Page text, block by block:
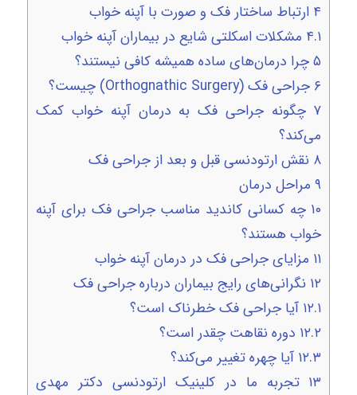
۴ ارتباط ساختار فک و صورت با آپنه خواب
۴.۱ مشکلات اسکلتی شایع در بیماران آپنه خواب
۵چرا درمان‌های ساده همیشه کافی نیستند؟
۶ جراحی فک (Orthognathic Surgery) چیست؟
۷ چگونه جراحی فک به درمان آپنه خواب کمک
می‌کند؟
۸ نقش ارتودنسی قبل و بعد از جراحی فک
۹مراحل درمان
۱۰ چه کسانی کاندید مناسب جراحی فک برای آپنه
خواب هستند؟
۱۱ مزایای جراحی فک در درمان آپنه خواب
۱۲ نگرانی‌های رایج بیماران درباره جراحی فک
۱۲.۱ آیا جراحی فک خطرناک است؟
۱۲.۲ دوره نقاهت چقدر است؟
۱۲.۳ آیا چهره تغییر می‌کند؟
۱۳ تجربه ما در کلینیک ارتودنسی دکتر مهدی